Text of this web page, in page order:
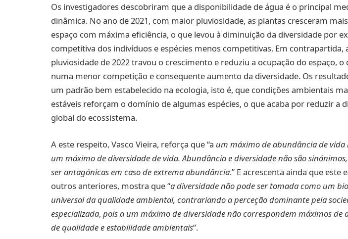
Os investigadores descobriram que a disponibilidade de água é o principal
dinâmica. No ano de 2021, com maior pluviosidade, as plantas cresceram
espaço com máxima eficiência, o que levou à diminuição da diversidade por
competitiva dos indivíduos e espécies menos competitivas. Em contrapartida,
pluviosidade de 2022 travou o crescimento e reduziu a ocupação do espaço, o
numa menor competição e consequente aumento da diversidade. Os
um padrão bem estabelecido na ecologia, isto é, que condições ambientais
estáveis reforçam o domínio de algumas espécies, o que acaba por reduzir a
global do ecossistema.
A este respeito, Vasco Vieira, reforça que “a um máximo de abundância de vida
um máximo de diversidade de vida. Abundância e diversidade não são
ser antagónicas em caso de extrema abundância.” E acrescenta ainda que este
outros anteriores, mostra que “a diversidade não pode ser tomada como um
universal da qualidade ambiental, contrariando a perceção dominante pela
especializada, pois a um máximo de diversidade não correspondem máximos de
de qualidade e estabilidade ambientais”.